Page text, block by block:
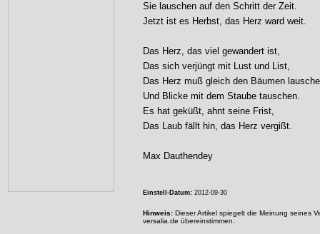
Sie lauschen auf den Schritt der Zeit.
Jetzt ist es Herbst, das Herz ward weit.
Das Herz, das viel gewandert ist,
Das sich verjüngt mit Lust und List,
Das Herz muß gleich den Bäumen
Und Blicke mit dem Staube tauschen.
Es hat geküßt, ahnt seine Frist,
Das Laub fällt hin, das Herz vergißt.
Max Dauthendey
Einstell-Datum: 2012-09-30
Hinweis: Dieser Artikel spiegelt die Meinung seines
versalia.de übereinstimmen.